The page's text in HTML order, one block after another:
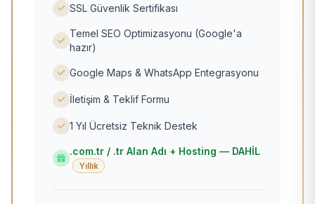
SSL Güvenlik Sertifikası
Temel SEO Optimizasyonu (Google'a
hazır)
Google Maps & WhatsApp Entegrasyonu
İletişim & Teklif Formu
1 Yıl Ücretsiz Teknik Destek
.com.tr / .tr Alan Adı + Hosting — DAHİL
Yıllık